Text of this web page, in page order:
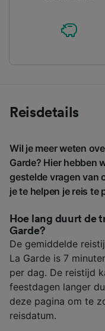
Reisdetails
Wil je meer weten
Garde? Hier hebben
gestelde vragen van
je te helpen je reis te
Hoe lang duurt de
Garde?
De gemiddelde
La Garde is 7
per dag. De reistijd
feestdagen langer
deze pagina om te
reisdatum.